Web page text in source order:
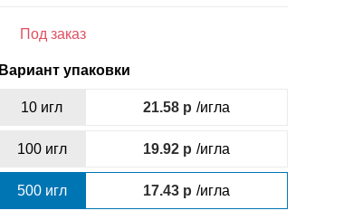
Под заказ
Вариант упаковки
10 игл 21.58 /игла
100 игл 19.92 /игла
500 игл 17.43 /игла